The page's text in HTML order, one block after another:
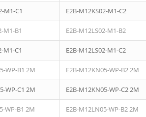
M1-C1 E2B-M12KS02-M1-C2
M1-B1 E2B-M12LS02-M1-B2
M1-C1 E2B-M12LS02-M1-C2
WP-B1 2M E2B-M12KN05-WP-B2 2M
WP-C1 2M E2B-M12KN05-WP-C2 2M
WP-B1 2M E2B-M12LN05-WP-B2 2M